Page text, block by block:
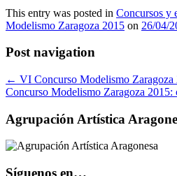
This entry was posted in Concursos y
Modelismo Zaragoza 2015 on 26/04/
Post navigation
← VI Concurso Modelismo Zaragoza
Concurso Modelismo Zaragoza
Agrupación Artística
Síguenos en…